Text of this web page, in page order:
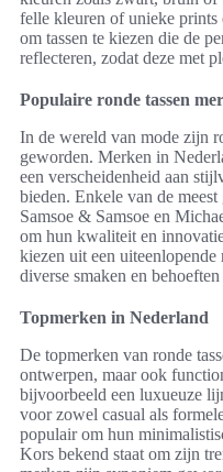
felle kleuren of unieke prints
om tassen te kiezen die de
reflecteren, zodat deze met
Populaire ronde tassen
In de wereld van mode zijn
geworden. Merken in
een verscheidenheid aan
bieden. Enkele van de
Samsoe & Samsoe en
om hun kwaliteit en
kiezen uit een uiteenlopende
diverse smaken en
Topmerken in Nederland
De topmerken van ronde
ontwerpen, maar ook
bijvoorbeeld een luxueuze
voor zowel casual als
populair om hun
Kors bekend staat om zijn